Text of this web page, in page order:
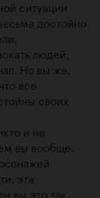
ситуации
достойно
людей,
Но вы же,
все
своих
и не
вы вообще.
эта
вы это так,